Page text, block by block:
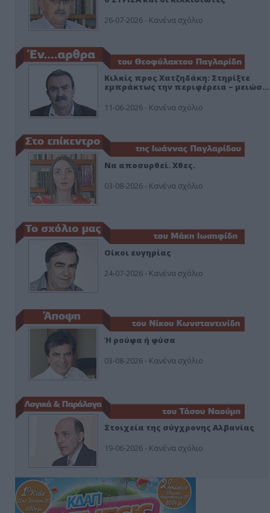
26-07-2026 - Κανένα σχόλιο
Κιλκίς προς Χατζηδάκη: Στηρίξτε
εμπράκτως την περιφέρεια – μειώσ…
11-06-2026 - Κανένα σχόλιο
Να αποσυρθεί. Χθες.
03-08-2026 - Κανένα σχόλιο
Οίκοι ευγηρίας
24-07-2026 - Κανένα σχόλιο
Ή ρούφα ή φύσα
03-08-2026 - Κανένα σχόλιο
Στοιχεία της σύγχρονης Αλβανίας
19-06-2026 - Κανένα σχόλιο